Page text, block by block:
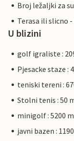
Broj ležaljki za
Terasa ili slicno
U blizini
golf igraliste :
Pjesacke staze :
teniski tereni :
Stolni tenis : 50
minigolf : 5200 m
javni bazen :